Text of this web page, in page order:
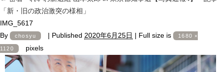
「新・旧の政治激突の様相」
IMG_5617
By
chosyu | Published 2020年6月25日 | Full size is 1680 ×
1120 pixels